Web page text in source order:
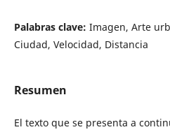
Palabras clave: Imagen, Arte
Ciudad, Velocidad, Distancia
Resumen
El texto que se presenta a